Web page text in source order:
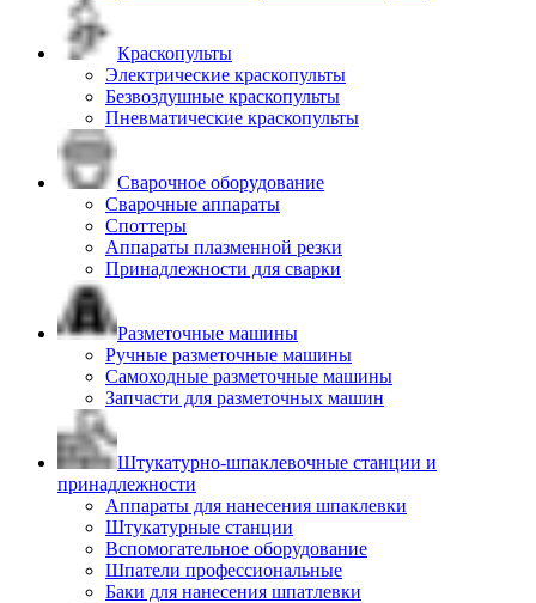
Краскопульты
Электрические краскопульты
Безвоздушные краскопульты
Пневматические краскопульты
Сварочное оборудование
Сварочные аппараты
Споттеры
Аппараты плазменной резки
Принадлежности для сварки
Разметочные машины
Ручные разметочные машины
Самоходные разметочные машины
Запчасти для разметочных машин
Штукатурно-шпаклевочные станции и
принадлежности
Аппараты для нанесения шпаклевки
Штукатурные станции
Вспомогательное оборудование
Шпатели профессиональные
Баки для нанесения шпатлевки